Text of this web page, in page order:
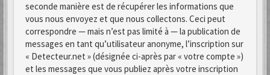
seconde manière est de récupérer les informations que
vous nous envoyez et que nous collectons. Ceci peut
correspondre — mais n’est pas limité à — la publication de
messages en tant qu’utilisateur anonyme, l’inscription sur
« Detecteur.net » (désignée ci-après par « votre compte »)
et les messages que vous publiez après votre inscription